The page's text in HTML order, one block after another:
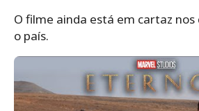
O filme ainda está em cartaz
o país.